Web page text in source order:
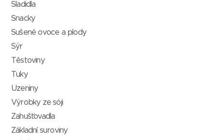
Sladidla
Snacky
Sušené ovoce a plody
Sýr
Těstoviny
Tuky
Uzeniny
Výrobky ze sóji
Zahušťovadla
Základní suroviny